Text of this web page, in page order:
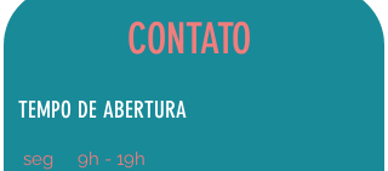
CONTATO
TEMPO DE ABERTURA
seg 9h - 19h